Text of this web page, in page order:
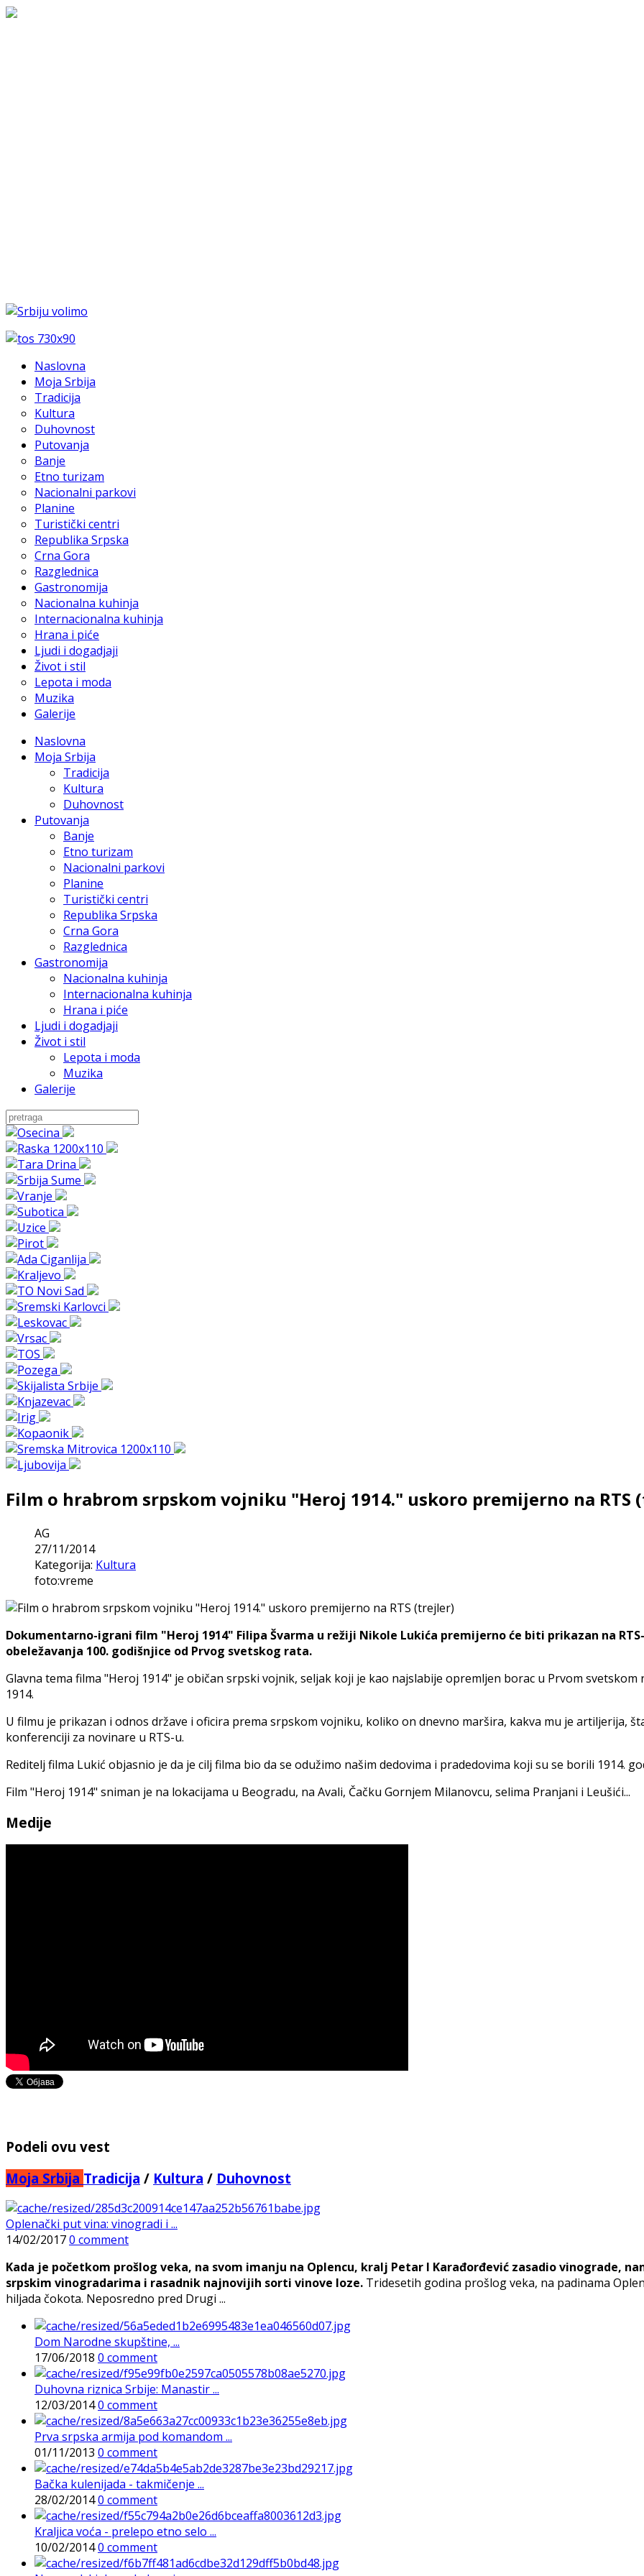
Naslovna
Moja Srbija
Tradicija
Kultura
Duhovnost
Putovanja
Banje
Etno turizam
Nacionalni parkovi
Planine
Turistički centri
Republika Srpska
Crna Gora
Razglednica
Gastronomija
Nacionalna kuhinja
Internacionalna kuhinja
Hrana i piće
Ljudi i dogadjaji
Život i stil
Lepota i moda
Muzika
Galerije
Naslovna
Moja Srbija
Tradicija
Kultura
Duhovnost
Putovanja
Banje
Etno turizam
Nacionalni parkovi
Planine
Turistički centri
Republika Srpska
Crna Gora
Razglednica
Gastronomija
Nacionalna kuhinja
Internacionalna kuhinja
Hrana i piće
Ljudi i dogadjaji
Život i stil
Lepota i moda
Muzika
Galerije
Film o hrabrom srpskom vojniku "Heroj 1914." uskoro premijerno na RTS
AG
27/11/2014
Kategorija: Kultura
foto:vreme
Dokumentarno-igrani film "Heroj 1914" Filipa Švarma u režiji Nikole Lukića premijerno će biti prikazan na
obeležavanja 100. godišnjice od Prvog svetskog rata.
Glavna tema filma "Heroj 1914" je običan srpski vojnik, seljak koji je kao najslabije opremljen borac u Prvom svetskom
1914.
U filmu je prikazan i odnos države i oficira prema srpskom vojniku, koliko on dnevno maršira, kakva mu je artiljerija,
konferenciji za novinare u RTS-u.
Reditelj filma Lukić objasnio je da je cilj filma bio da se odužimo našim dedovima i pradedovima koji su se borili 1914.
Film "Heroj 1914" sniman je na lokacijama u Beogradu, na Avali, Čačku Gornjem Milanovcu, selima Pranjani i Leušići...
Medije
Podeli ovu vest
Moja Srbija Tradicija / Kultura / Duhovnost
Oplenački put vina: vinogradi i ...
14/02/20170 comment
Kada je početkom prošlog veka, na svom imanju na Oplencu, kralj Petar I Karađorđević zasadio vinograde,
srpskim vinogradarima i rasadnik najnovijih sorti vinove loze. Tridesetih godina prošlog veka, na padinama
hiljada čokota. Neposredno pred Drugi ...
Dom Narodne skupštine, ...
17/06/2018 0 comment
Duhovna riznica Srbije: Manastir ...
12/03/20140 comment
Prva srpska armija pod komandom ...
01/11/2013 0 comment
Bačka kulenijada - takmičenje ...
28/02/20140 comment
Kraljica voća - prelepo etno selo ...
10/02/20140 comment